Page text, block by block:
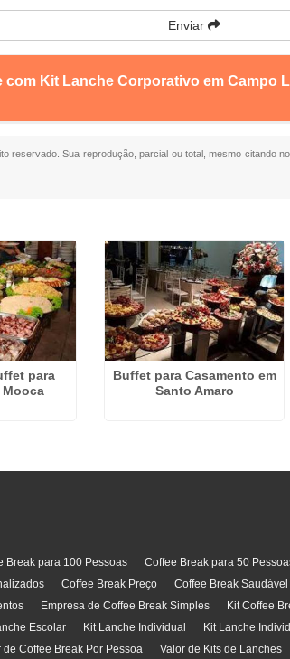
Enviar
com Kit Lanche Corporativo em Campo
reservado. Sua reprodução, parcial ou total, mesmo citando
para
Buffet para Casamento em
Santo Amaro
Break para 100 Pessoas Coffee Break para 50
Coffee Break Preço Coffee Break Saudável
Empresa de Coffee Break Simples Kit Coffee
Escolar Kit Lanche Individual Kit Lanche
de Coffee Break Por Pessoa Valor de Kits de Lanches